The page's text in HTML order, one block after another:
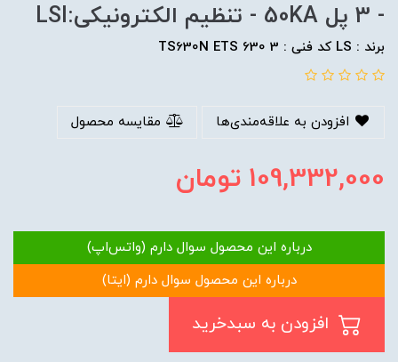
- 3 پل 50KA - تنظیم الکترونیکی:LSI
برند : LS کد فنی : TS630N ETS 630 3
افزودن به علاقه‌مندی‌ها مقایسه محصول
109,332,000تومان
درباره این محصول سوال دارم (واتس‌اپ)
درباره این محصول سوال دارم (ایتا)